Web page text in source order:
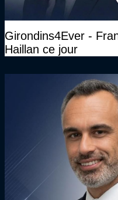
Girondins4Ever -
Haillan ce jour